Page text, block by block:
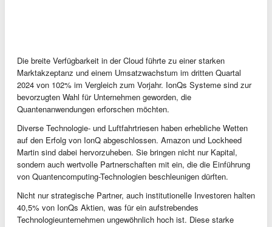
Die breite Verfügbarkeit in der Cloud führte zu einer starken
Marktakzeptanz und einem Umsatzwachstum im dritten Quartal
2024 von 102% im Vergleich zum Vorjahr. IonQs Systeme sind zur
bevorzugten Wahl für Unternehmen geworden, die
Quantenanwendungen erforschen möchten.
Diverse Technologie- und Luftfahrtriesen haben erhebliche Wetten
auf den Erfolg von IonQ abgeschlossen. Amazon und Lockheed
Martin sind dabei hervorzuheben. Sie bringen nicht nur Kapital,
sondern auch wertvolle Partnerschaften mit ein, die die Einführung
von Quantencomputing-Technologien beschleunigen dürften.
Nicht nur strategische Partner, auch institutionelle Investoren halten
40,5% von IonQs Aktien, was für ein aufstrebendes
Technologieunternehmen ungewöhnlich hoch ist. Diese starke